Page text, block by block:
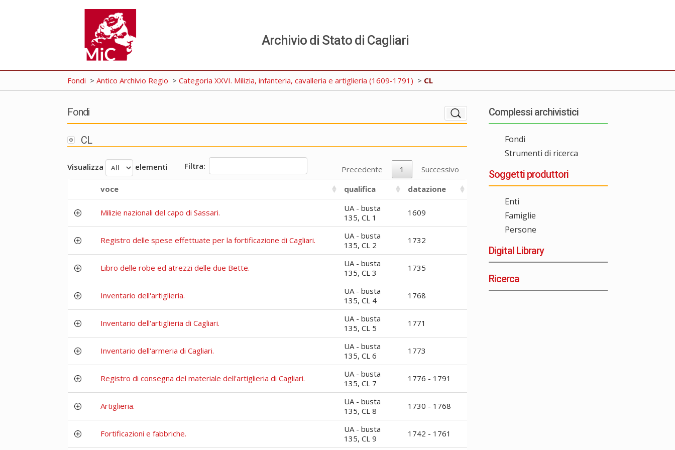
Archivio di Stato di Cagliari
Fondi >Antico Archivio Regio >Categoria XXVI. Milizia, infanteria, cavalleria e artiglieria (1609-1791) > CL
Fondi
CL
Precedente 1 Successivo
Visualizza elementi Filtra:
voce qualifica datazione
Milizie nazionali del capo di Sassari.
UA - busta
135, CL 1
1609
Registro delle spese effettuate per la fortificazione di Cagliari.
UA - busta
135, CL 2
1732
Libro delle robe ed atrezzi delle due Bette.
UA - busta
135, CL 3
1735
Inventario dell'artiglieria.
UA - busta
135, CL 4
1768
Inventario dell'artiglieria di Cagliari.
UA - busta
135, CL 5
1771
Inventario dell'armeria di Cagliari.
UA - busta
135, CL 6
1773
Registro di consegna del materiale dell'artiglieria di Cagliari.
UA - busta
135, CL 7
1776 - 1791
Artiglieria.
UA - busta
135, CL 8
1730 - 1768
Fortificazioni e fabbriche.
UA - busta
135, CL 9
1742 - 1761
Complessi archivistici
Fondi
Strumenti di ricerca
Soggetti produttori
Enti
Famiglie
Persone
Digital Library
Ricerca